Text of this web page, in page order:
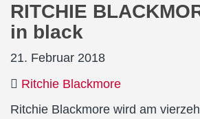
RITCHIE
in black
21. Februar 2018
Ritchie Blackmore
Ritchie Blackmore wird am